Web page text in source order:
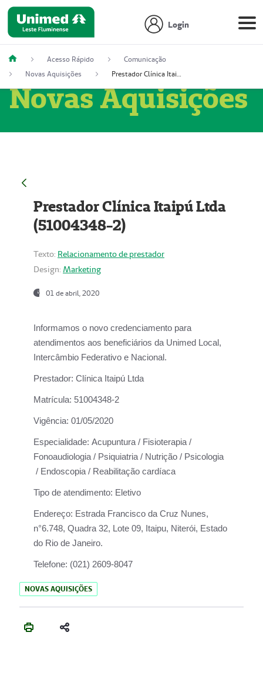
Login
Acesso Rápido
Comunicação
Novas Aquisições
Prestador Clínica Itaipú Ltda (51004348-2)
Novas Aquisições
Prestador Clínica Itaipú Ltda
(51004348-2)
Texto: Relacionamento de prestador
Design: Marketing
01 de abril, 2020
Informamos o novo credenciamento para
atendimentos aos beneficiários da Unimed Local,
Intercâmbio Federativo e Nacional.
Prestador: Clínica Itaipú Ltda
Matrícula: 51004348-2
Vigência: 01/05/2020
Especialidade: Acupuntura / Fisioterapia /
Fonoaudiologia / Psiquiatria / Nutrição / Psicologia
/ Endoscopia / Reabilitação cardíaca
Tipo de atendimento: Eletivo
Endereço: Estrada Francisco da Cruz Nunes,
n°6.748, Quadra 32, Lote 09, Itaipu, Niterói, Estado
do Rio de Janeiro.
Telefone: (021) 2609-8047
NOVAS AQUISIÇÕES